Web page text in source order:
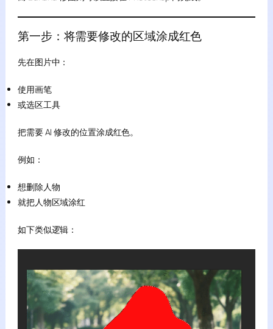
第一步：将需要修改的区域涂成红色
先在图片中：
使用画笔
或选区工具
把需要 AI 修改的位置涂成红色。
例如：
想删除人物
就把人物区域涂红
如下类似逻辑：